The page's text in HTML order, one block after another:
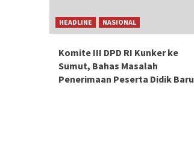
HEADLINE NASIONAL
Komite III DPD RI Kunker ke
Sumut, Bahas Masalah
Penerimaan Peserta Didik Baru